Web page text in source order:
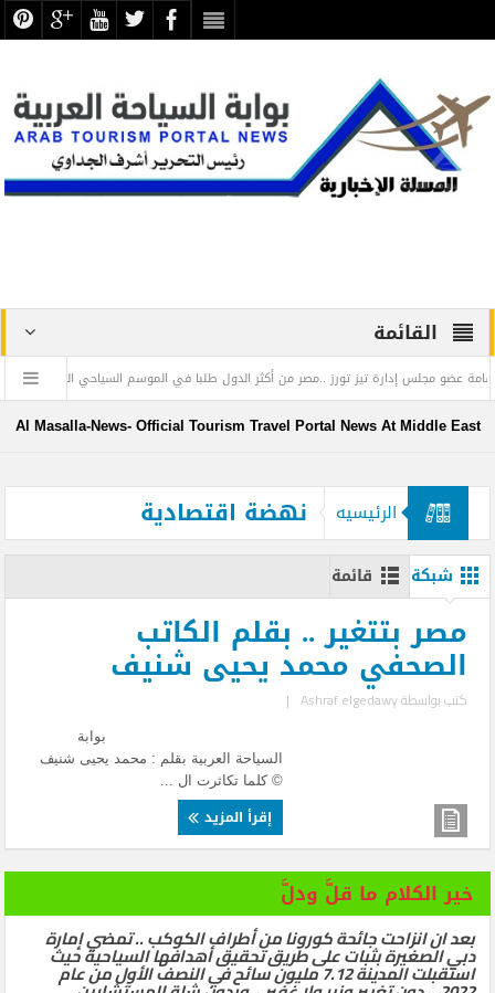
القائمة
مجلس إدارة تيز تورز ..مصر من أكثر الدول طلبا في الموسم السياحي الشتوي غرفة
Al Masalla-News- Official Tourism Travel Portal News At Middle East
الرئيسيه نهضة اقتصادية
شبكة قائمة
مصر بتتغير .. بقلم الكاتب
الصحفي محمد يحيى شنيف
كتب بواسطةAshraf elgedawy
|
بوابة
السياحة العربية بقلم : محمد يحيى شنيف
© كلما تكاثرت ال ...
إقرأ المزيد
خير الكلام ما قلَّ ودلَّ
بعد ان انزاحت جائحة كورونا من أطراف الكوكب .. تمضي إمارة
دبي الصغيرة بثبات على طريق تحقيق أهدافها السياحية حيث
استقبلت المدينة 7.12 مليون سائح في النصف الأول من عام